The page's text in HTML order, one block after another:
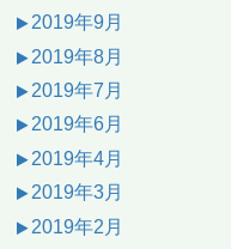
2019年9月
2019年8月
2019年7月
2019年6月
2019年4月
2019年3月
2019年2月